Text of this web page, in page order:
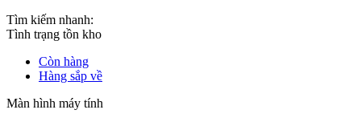
Tìm kiếm nhanh:
Tình trạng tồn kho
Còn hàng
Hàng sắp về
Màn hình máy tính